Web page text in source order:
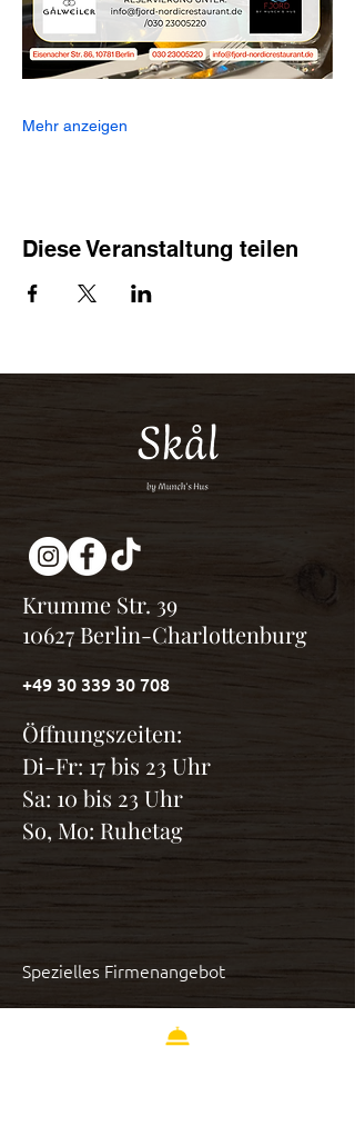
Mehr anzeigen
Diese Veranstaltung teilen
Krumme Str. 39
10627 Berlin-Charlottenburg
+49 30 339 30 708
Öffnungszeiten:
Di-Fr: 17 bis 23 Uhr
Sa: 10 bis 23 Uhr
So, Mo: Ruhetag
Spezielles Firmenangebot
Newsletter abonnieren